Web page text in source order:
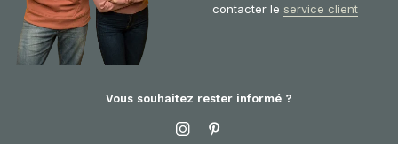
contacter le service client
Vous souhaitez rester informé ?